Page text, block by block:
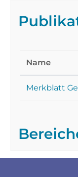
Name
Merkblatt